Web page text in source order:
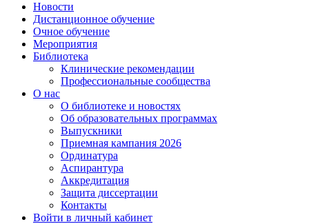
Новости
Дистанционное обучение
Очное обучение
Мероприятия
Библиотека
Клинические рекомендации
Профессиональные сообщества
О нас
О библиотеке и новостях
Об образовательных программах
Выпускники
Приемная кампания 2026
Ординатура
Аспирантура
Аккредитация
Защита диссертации
Контакты
Войти в личный кабинет